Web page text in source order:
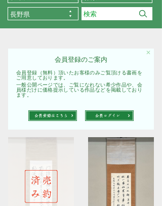
長野県
会員登録のご案内
会員登録（無料）頂いたお客様のみご覧頂ける書画を
ご用意しております。
一般公開ページでは、ご覧になれない希少作品や、会
員様だけに価格提示している作品などを掲載しており
ます。
✕